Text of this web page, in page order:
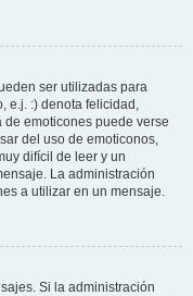
ser utilizadas para
e.j. :) denota felicidad,
de emoticones puede verse
del uso de emoticonos,
difícil de leer y un
La administración
a utilizar en un mensaje.
Si la administración